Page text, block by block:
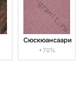
Сюскюансаари
+70%